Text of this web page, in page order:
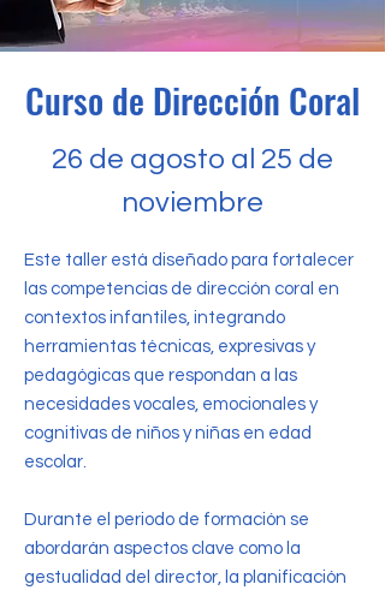
Curso de Dirección Coral
26 de agosto al 25 de
noviembre
Este taller está diseñado para fortalecer
las competencias de dirección coral en
contextos infantiles, integrando
herramientas técnicas, expresivas y
pedagógicas que respondan a las
necesidades vocales, emocionales y
cognitivas de niños y niñas en edad
escolar.
Durante el periodo de formación se
abordarán aspectos clave como la
gestualidad del director, la planificación